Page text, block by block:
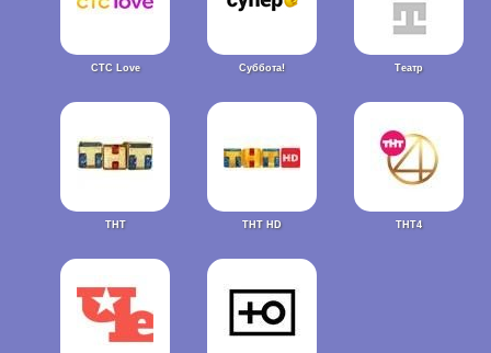
СТС Love Суббота! Театр
ТНТ ТНТ HD ТНТ4